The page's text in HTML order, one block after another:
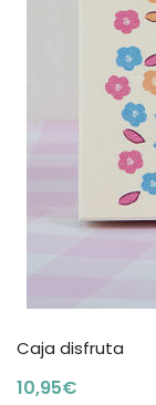
Caja disfruta
10,95€